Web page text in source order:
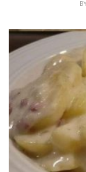
BY